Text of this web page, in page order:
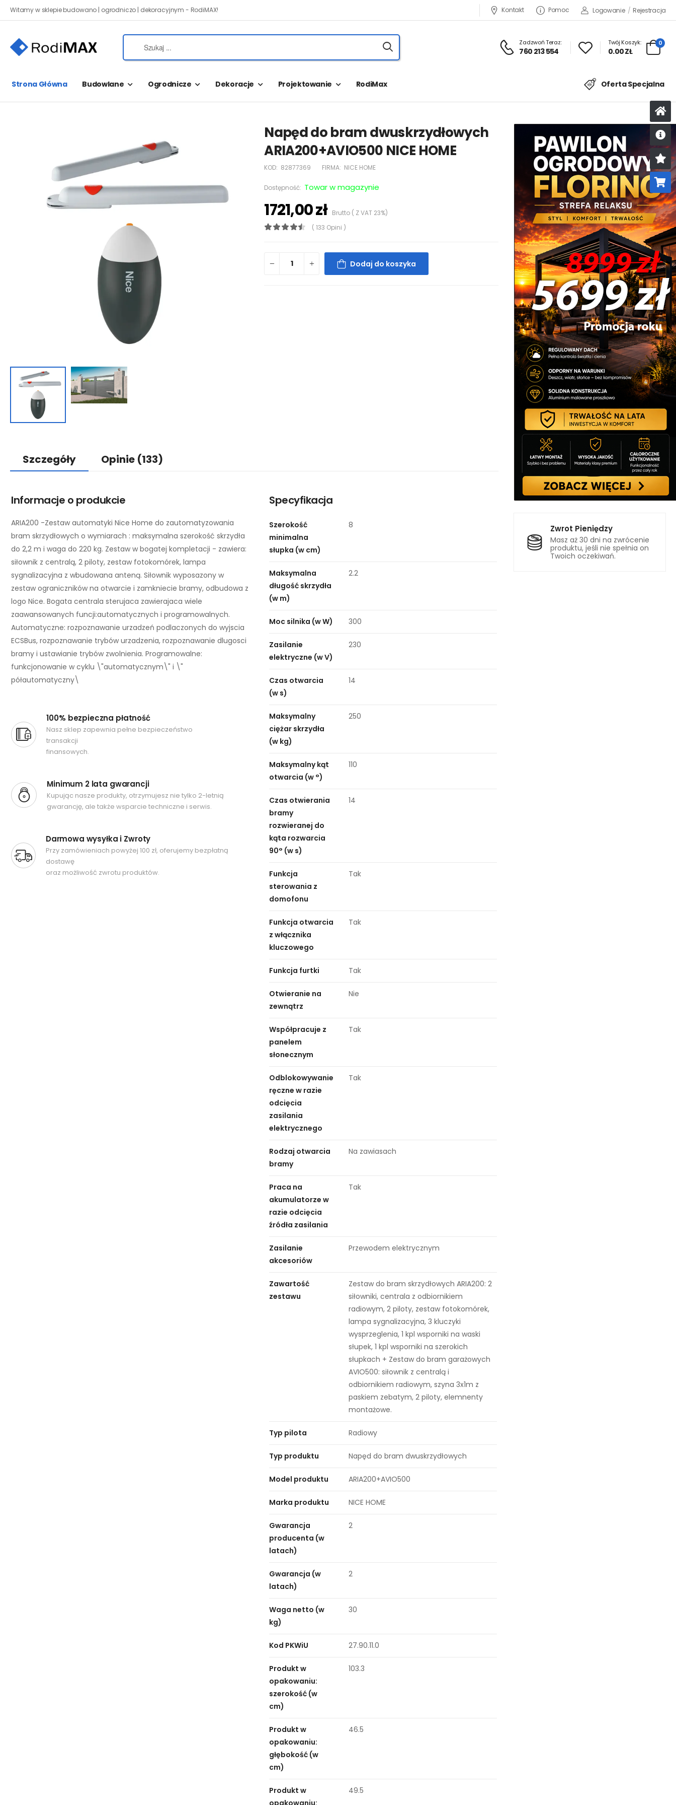
Witamy w sklepie budowano | ogrodniczo | dekoracyjnym - RodiMAX! Kontakt Pomoc Logowanie / Rejestracja
Zadzwoń Teraz:
760 213 554
Twój Koszyk:
0.00 ZŁ
0
Strona Główna Budowlane Ogrodnicze Dekoracje Projektowanie RodiMax Oferta Specjalna
Zwrot Pieniędzy
Masz aż 30 dni na zwrócenie
produktu, jeśli nie spełnia on
Twoich oczekiwań.
Napęd do bram dwuskrzydłowych
ARIA200+AVIO500 NICE HOME
KOD: 82877369 FIRMA: NICE HOME
Dostępność: Towar w magazynie
1721,00 złBrutto ( Z VAT 23%)
( 133 Opini )
Dodaj do koszyka
Szczegóły Opinie (133)
Informacje o produkcie
ARIA200 -Zestaw automatyki Nice Home do zautomatyzowania
bram skrzydłowych o wymiarach : maksymalna szerokość skrzydła
do 2,2 m i waga do 220 kg. Zestaw w bogatej kompletacji - zawiera:
siłownik z centralą, 2 piloty, zestaw fotokomórek, lampa
sygnalizacyjna z wbudowana anteną. Siłownik wyposazony w
zestaw ograniczników na otwarcie i zamkniecie bramy, odbudowa z
logo Nice. Bogata centrala sterujaca zawierajaca wiele
zaawansowanych funcji:automatycznych i programowalnych.
Automatyczne: rozpoznawanie urzadzeń podlaczonych do wyjscia
ECSBus, rozpoznawanie trybów urzadzenia, rozpoznawanie dlugosci
bramy i ustawianie trybów zwolnienia. Programowalne:
funkcjonowanie w cyklu \"automatycznym\" i \"
półautomatyczny\
100% bezpieczna płatność
Nasz sklep zapewnia pełne bezpieczeństwo
transakcji
finansowych.
Minimum 2 lata gwarancji
Kupując nasze produkty, otrzymujesz nie tylko 2-letnią
gwarancję, ale także wsparcie techniczne i serwis.
Darmowa wysyłka i Zwroty
Przy zamówieniach powyżej 100 zł, oferujemy bezpłatną
dostawę
oraz możliwość zwrotu produktów.
Specyfikacja
Szerokość
minimalna
słupka (w cm)
8
Maksymalna
długość skrzydła
(w m)
2.2
Moc silnika (w W) 300
Zasilanie
elektryczne (w V)
230
Czas otwarcia
(w s)
14
Maksymalny
ciężar skrzydła
(w kg)
250
Maksymalny kąt
otwarcia (w °)
110
Czas otwierania
bramy
rozwieranej do
kąta rozwarcia
90° (w s)
14
Funkcja
sterowania z
domofonu
Tak
Funkcja otwarcia
z włącznika
kluczowego
Tak
Funkcja furtki Tak
Otwieranie na
zewnątrz
Nie
Współpracuje z
panelem
słonecznym
Tak
Odblokowywanie
ręczne w razie
odcięcia
zasilania
elektrycznego
Tak
Rodzaj otwarcia
bramy
Na zawiasach
Praca na
akumulatorze w
razie odcięcia
źródła zasilania
Tak
Zasilanie
akcesoriów
Przewodem elektrycznym
Zawartość
zestawu
Zestaw do bram skrzydłowych ARIA200: 2
siłowniki, centrala z odbiornikiem
radiowym, 2 piloty, zestaw fotokomórek,
lampa sygnalizacyjna, 3 kluczyki
wysprzeglenia, 1 kpl wsporniki na waski
słupek, 1 kpl wsporniki na szerokich
słupkach + Zestaw do bram garażowych
AVIO500: siłownik z centralą i
odbiornikiem radiowym, szyna 3x1m z
paskiem zebatym, 2 piloty, elemnenty
montażowe.
Typ pilota Radiowy
Typ produktu Napęd do bram dwuskrzydłowych
Model produktu ARIA200+AVIO500
Marka produktu NICE HOME
Gwarancja
producenta (w
latach)
2
Gwarancja (w
latach)
2
Waga netto (w
kg)
30
Kod PKWiU 27.90.11.0
Produkt w
opakowaniu:
szerokość (w
cm)
103.3
Produkt w
opakowaniu:
głębokość (w
cm)
46.5
Produkt w
opakowaniu:
49.5